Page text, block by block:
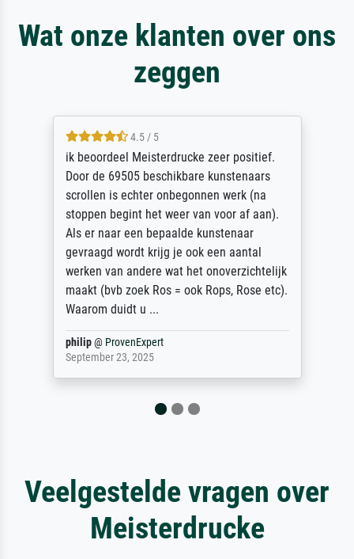
Wat onze klanten over ons
zeggen
Die Zufriedenheit ist auch nicht dadurch
getrübt, dass das Bild entgegen einer
angegebenen Lieferanschrift (sollte eine
Überraschung für die normannische
Ehefrau sein zum Hochzeits- gleichzeitig
auch Geburtstag sein) doch nach zu Hause
zugestellt wurde.
Jürgen@ProvenExpert
April 22, 2026
Veelgestelde vragen over
Meisterdrucke